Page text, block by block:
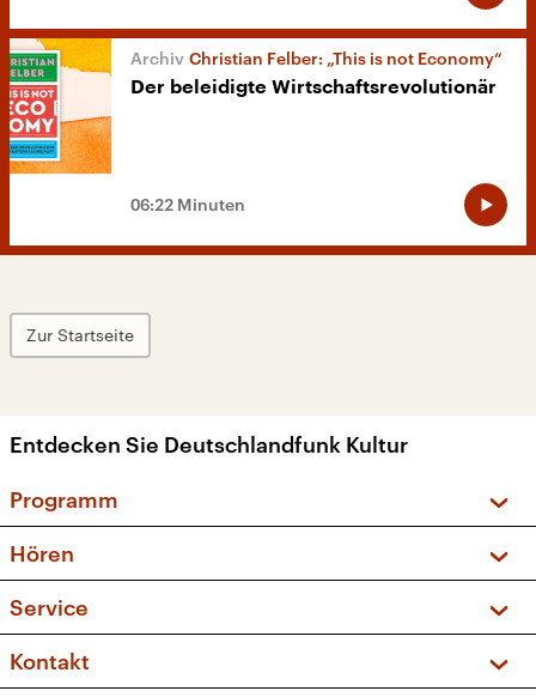
Christian Felber: „This is not Economy“
Der beleidigte Wirtschaftsrevolutionär
06:22 Minuten
Zur Startseite
Entdecken Sie Deutschlandfunk Kultur
Programm
Sendungen und Podcasts
Musikliste
Kakadu – Das Kinderprogramm
Hören
Frequenzen (UKW + DAB+)
Service
FAQ
Apps
Kontakt